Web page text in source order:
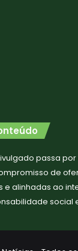
passa
de
e alinhadas ao
social